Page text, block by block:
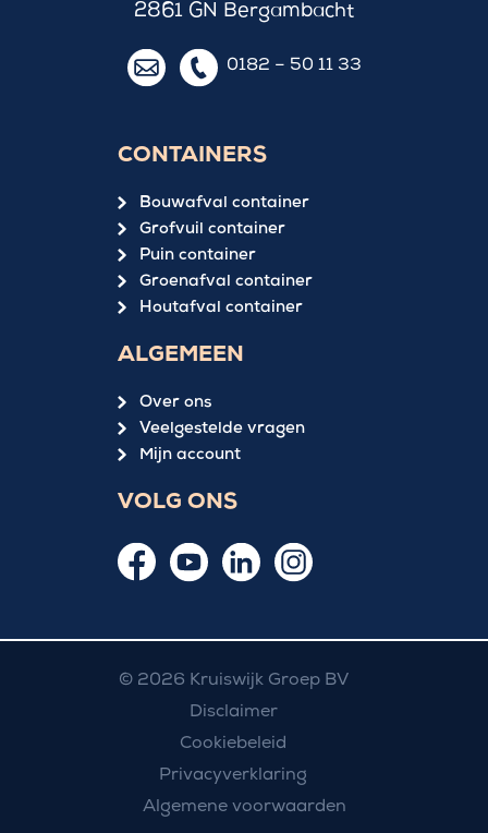
2861 GN Bergambacht
0182 – 50 11 33
CONTAINERS
Bouwafval container
Grofvuil container
Puin container
Groenafval container
Houtafval container
ALGEMEEN
Over ons
Veelgestelde vragen
Mijn account
VOLG ONS
© 2026 Kruiswijk Groep BV
Disclaimer
Cookiebeleid
Privacyverklaring
Algemene voorwaarden